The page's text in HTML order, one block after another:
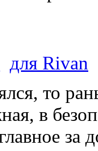
для Rivan
то
в
за